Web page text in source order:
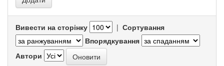
Вивести на сторінку | Сортування
Впорядкування
Автори